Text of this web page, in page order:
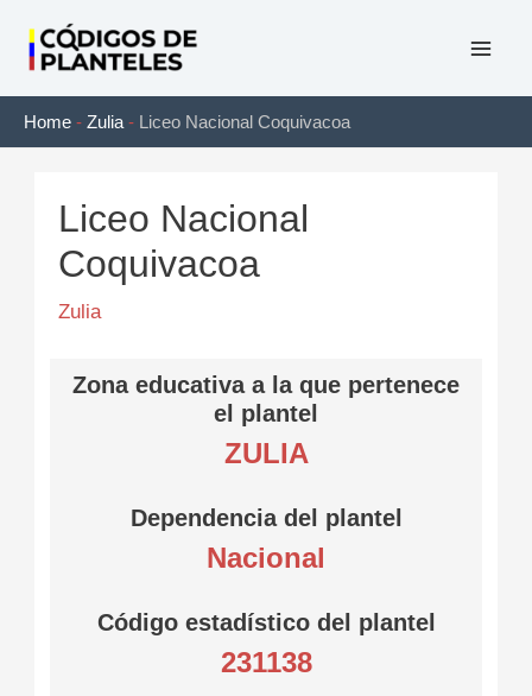
contenido
Home - Zulia - Liceo Nacional Coquivacoa
Liceo Nacional
Coquivacoa
Zulia
Zona educativa a la que pertenece
el plantel
ZULIA
Dependencia del plantel
Nacional
Código estadístico del plantel
231138